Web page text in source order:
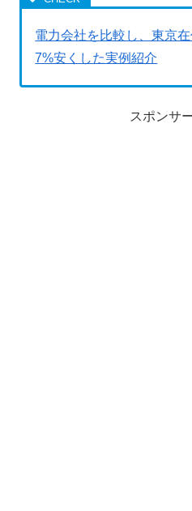
電力会社を比較し、東京
7%安くした実例紹介
スポンサ